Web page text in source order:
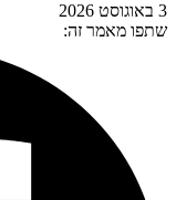
3 באוגוסט 2026
שתפו מאמר זה: